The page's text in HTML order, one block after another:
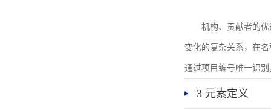
机构、贡献者的
变化的复杂关系，在
通过项目编号唯一识
3 元素定义